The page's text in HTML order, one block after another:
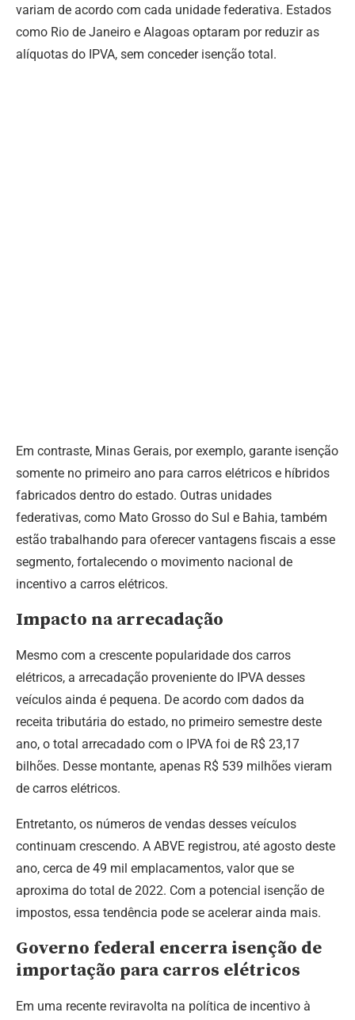
variam de acordo com cada unidade federativa. Estados
como Rio de Janeiro e Alagoas optaram por reduzir as
alíquotas do IPVA, sem conceder isenção total.
Em contraste, Minas Gerais, por exemplo, garante isenção
somente no primeiro ano para carros elétricos e híbridos
fabricados dentro do estado. Outras unidades
federativas, como Mato Grosso do Sul e Bahia, também
estão trabalhando para oferecer vantagens fiscais a esse
segmento, fortalecendo o movimento nacional de
incentivo a carros elétricos.
Impacto na arrecadação
Mesmo com a crescente popularidade dos carros
elétricos, a arrecadação proveniente do IPVA desses
veículos ainda é pequena. De acordo com dados da
receita tributária do estado, no primeiro semestre deste
ano, o total arrecadado com o IPVA foi de R$ 23,17
bilhões. Desse montante, apenas R$ 539 milhões vieram
de carros elétricos.
Entretanto, os números de vendas desses veículos
continuam crescendo. A ABVE registrou, até agosto deste
ano, cerca de 49 mil emplacamentos, valor que se
aproxima do total de 2022. Com a potencial isenção de
impostos, essa tendência pode se acelerar ainda mais.
Governo federal encerra isenção de
importação para carros elétricos
Em uma recente reviravolta na política de incentivo à